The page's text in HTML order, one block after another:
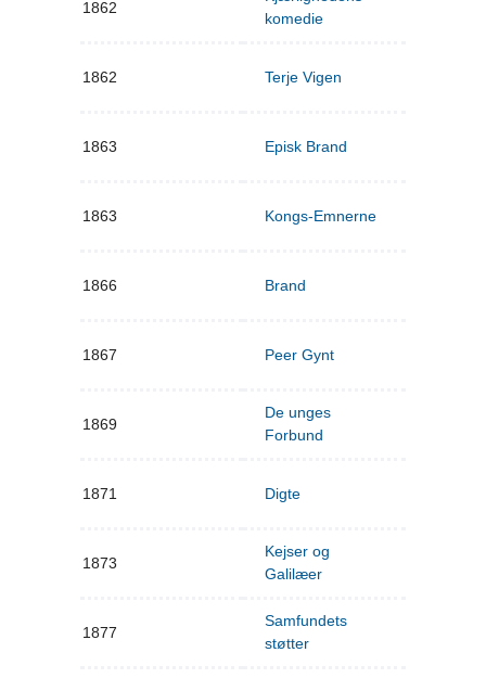
1862
komedie
1862 Terje Vigen
1863 Episk Brand
1863 Kongs-Emnerne
1866 Brand
1867 Peer Gynt
1869
De unges
Forbund
1871 Digte
1873
Kejser og
Galilæer
1877
Samfundets
støtter